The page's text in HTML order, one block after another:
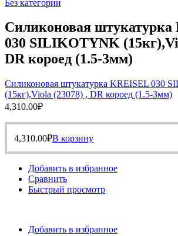
Без категории
Силиконовая штукатурка
030 SILIKOTYNK
DR короед (1.5-3мм)
Силиконовая штукатурка KREISEL 030
(15кг),Viola (23078) , DR короед (1.5-3мм)
4,310.00₽
4,310.00₽В корзину
Добавить в избранное
Сравнить
Быстрый просмотр
Добавить в избранное